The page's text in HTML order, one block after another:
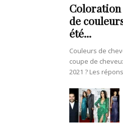
Coloration
de
été...
Couleurs de
coupe de
2021 ? Les